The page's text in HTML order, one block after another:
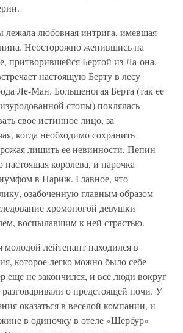
лежала любовная интрига, имевшая
Неосторожно женившись на
притворившейся Бертой из Ла-она,
настоящую Берту в лесу
Ле-Ман. Большеногая Берта (так ее
стопы) поклялась
свое истинное лицо, за
когда необходимо сохранить
лишить ее невинности, Пепин
настоящая королева, и парочка
в Париж. Главное, что
озабоченную главным образом
хромоногой девушки
воспылавшим к ней страстью.
молодой лейтенант находился в
которое легко можно было себе
еще не закончился, и все люди вокруг
о предстоящей ночи. У
оказаться в веселой компании, и
в одиночку в отеле «Шербур»